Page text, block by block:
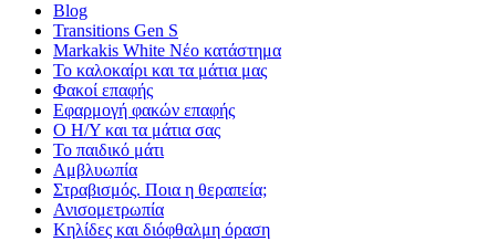
Blog
Transitions Gen S
Markakis White Νέο κατάστημα
Το καλοκαίρι και τα μάτια μας
Φακοί επαφής
Εφαρμογή φακών επαφής
Ο Η/Υ και τα μάτια σας
Το παιδικό μάτι
Αμβλυωπία
Στραβισμός. Ποια η θεραπεία;
Ανισομετρωπία
Κηλίδες και διόφθαλμη όραση